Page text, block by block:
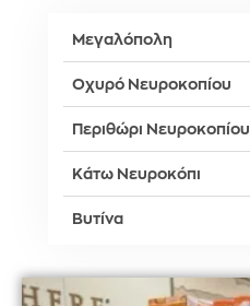
Μεγαλόπολη
Οχυρό Νευροκοπίου
Περιθώρι Νευροκοπίου
Κάτω Νευροκόπι
Βυτίνα